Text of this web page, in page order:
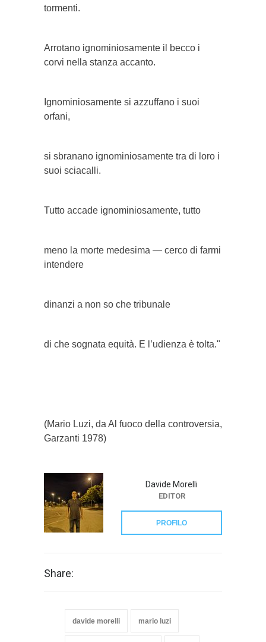
tormenti.
Arrotano ignominiosamente il becco i
corvi nella stanza accanto.
Ignominiosamente si azzuffano i suoi
orfani,
si sbranano ignominiosamente tra di loro i
suoi sciacalli.
Tutto accade ignominiosamente, tutto
meno la morte medesima — cerco di farmi
intendere
dinanzi a non so che tribunale
di che sognata equità. E l’udienza è tolta."
(Mario Luzi, da Al fuoco della controversia,
Garzanti 1978)
Davide Morelli
EDITOR
PROFILO
Share:
davide morelli mario luzi